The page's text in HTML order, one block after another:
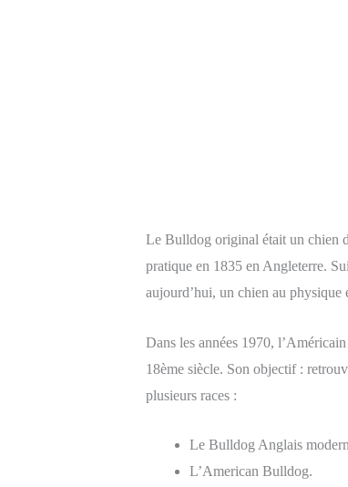
Le Bulldog original était un chien
pratique en 1835 en Angleterre.
aujourd’hui, un chien au physique
Dans les années 1970,
18ème siècle. Son objectif :
plusieurs races :
Le Bulldog Anglais
L’American Bulldog.